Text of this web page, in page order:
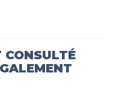
CONSULTÉ